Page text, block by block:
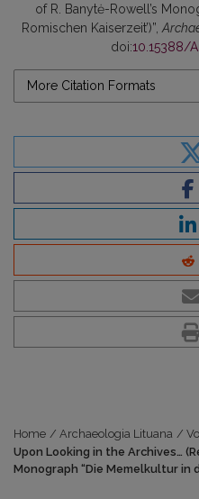
of R. Banytė-Rowell’s
Romischen Kaiserzeit’)”,
doi:10.15388/
More Citation Formats
Home / Archaeologia Lituana /
Upon Looking in the Archives…
Monograph “Die Memelkultur in